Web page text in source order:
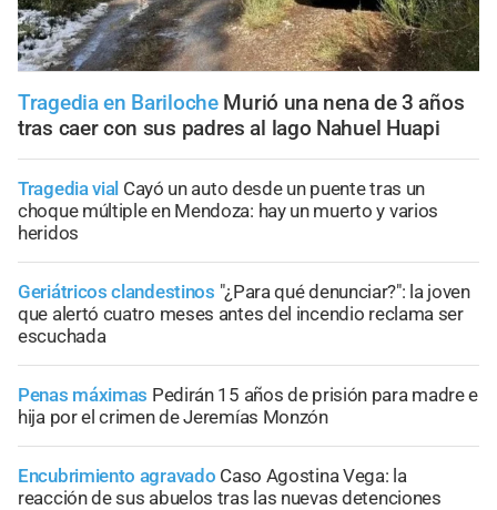
Tragedia en Bariloche Murió una nena de 3 años
tras caer con sus padres al lago Nahuel Huapi
Tragedia vial Cayó un auto desde un puente tras un
choque múltiple en Mendoza: hay un muerto y varios
heridos
Geriátricos clandestinos "¿Para qué denunciar?": la joven
que alertó cuatro meses antes del incendio reclama ser
escuchada
Penas máximas Pedirán 15 años de prisión para madre e
hija por el crimen de Jeremías Monzón
Encubrimiento agravado Caso Agostina Vega: la
reacción de sus abuelos tras las nuevas detenciones